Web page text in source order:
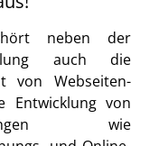
neben der
auch die
von Webseiten-
Entwicklung von
wie